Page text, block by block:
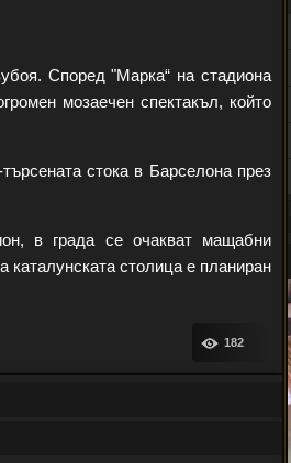
Според "Марка“ на стадиона
мозаечен спектакъл, който
стока в Барселона през
в града се очакват мащабни
каталунската столица е планиран
182